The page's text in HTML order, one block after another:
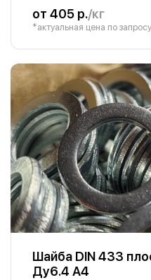
от 405 р./кг
*актуальная цена по запросу
Шайба DIN 433
Ду6.4 А4